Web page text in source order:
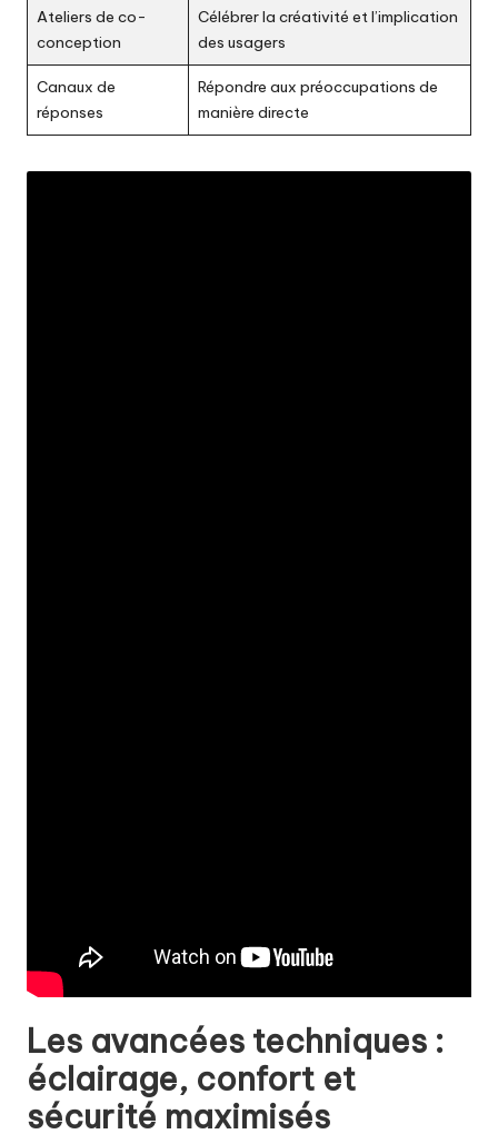
Ateliers de co-
conception
Célébrer la créativité et l’implication
des usagers
Canaux de
réponses
Répondre aux préoccupations de
manière directe
Les avancées techniques :
éclairage, confort et
sécurité maximisés